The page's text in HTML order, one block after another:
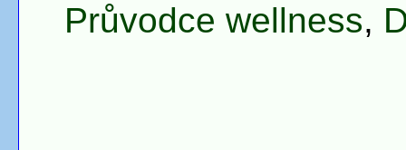
Průvodce wellness,